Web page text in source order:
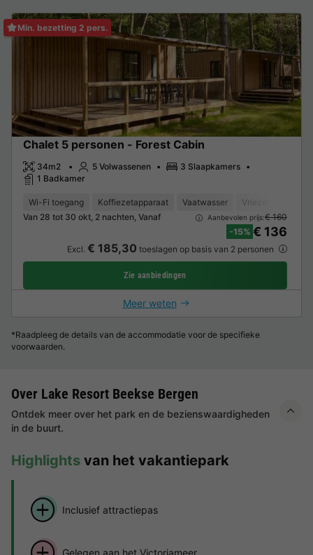
Min. bezetting 2 pers.
Chalet 5 personen - Forest Cabin
34m2 5 Volwassenen
3 Slaapkamers
1 Badkamer
Wi-Fi toegang Koffiezetapparaat Vaatwasser Vriezer
Van 28 tot 30 okt, 2 nachten, Vanaf
Aanbevolen prijs:€ 160
-15% € 136
Excl. € 185,30 toeslagen op basis van 2 personen
Zie aanbiedingen
Meer weten
*Raadpleeg de details van de accommodatie voor de specifieke
voorwaarden.
Over Lake Resort Beekse Bergen
Ontdek meer over het park en de bezienswaardigheden
in de buurt.
Highlights van het vakantiepark
Inclusief attractiepas
Gelegen aan het Victoriameer